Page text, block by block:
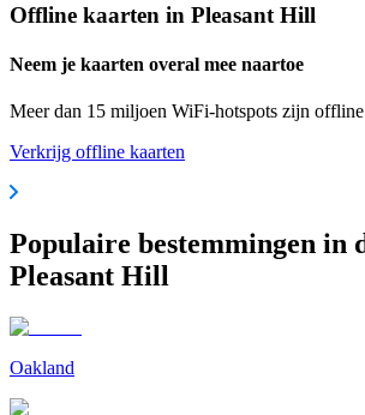
Offline kaarten in Pleasant Hill
Neem je kaarten overal mee naartoe
Meer dan 15 miljoen WiFi-hotspots zijn
Verkrijg offline kaarten
Populaire bestemmingen in
Pleasant Hill
Oakland